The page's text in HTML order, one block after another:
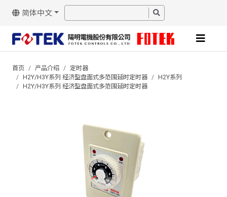
简体中文
首页 产品介绍
定时器
H2Y/H3Y系列 经济型盘面式多范围延时定时器
H2Y系列
H2Y/H3Y系列 经济型盘面式多范围延时定时器